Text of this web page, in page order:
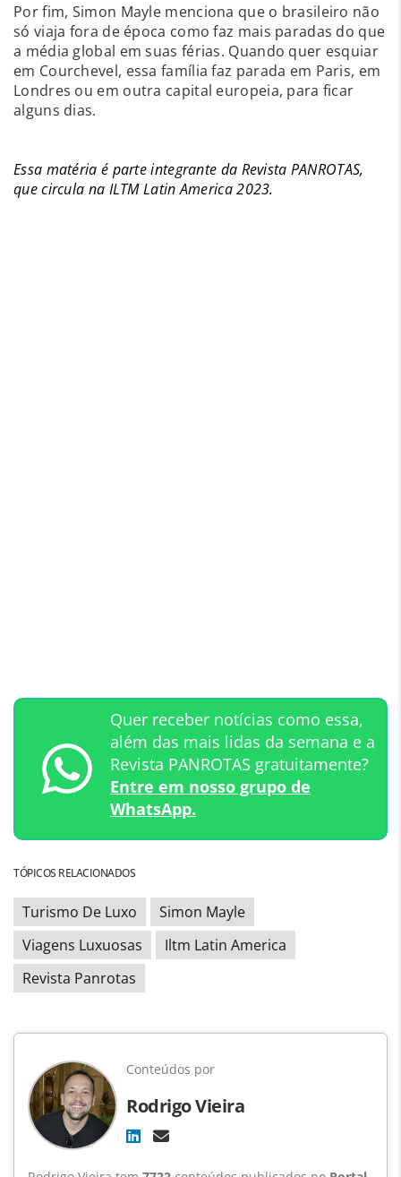
Por fim, Simon Mayle menciona que o brasileiro não
só viaja fora de época como faz mais paradas do que
a média global em suas férias. Quando quer esquiar
em Courchevel, essa família faz parada em Paris, em
Londres ou em outra capital europeia, para ficar
alguns dias.
Essa matéria é parte integrante da Revista PANROTAS,
que circula na ILTM Latin America 2023.
Quer receber notícias como essa,
além das mais lidas da semana e a
Revista PANROTAS gratuitamente?
Entre em nosso grupo de
WhatsApp.
TÓPICOS RELACIONADOS
Turismo De Luxo
Simon Mayle
Viagens Luxuosas
Iltm Latin America
Revista Panrotas
Conteúdos por
Rodrigo Vieira